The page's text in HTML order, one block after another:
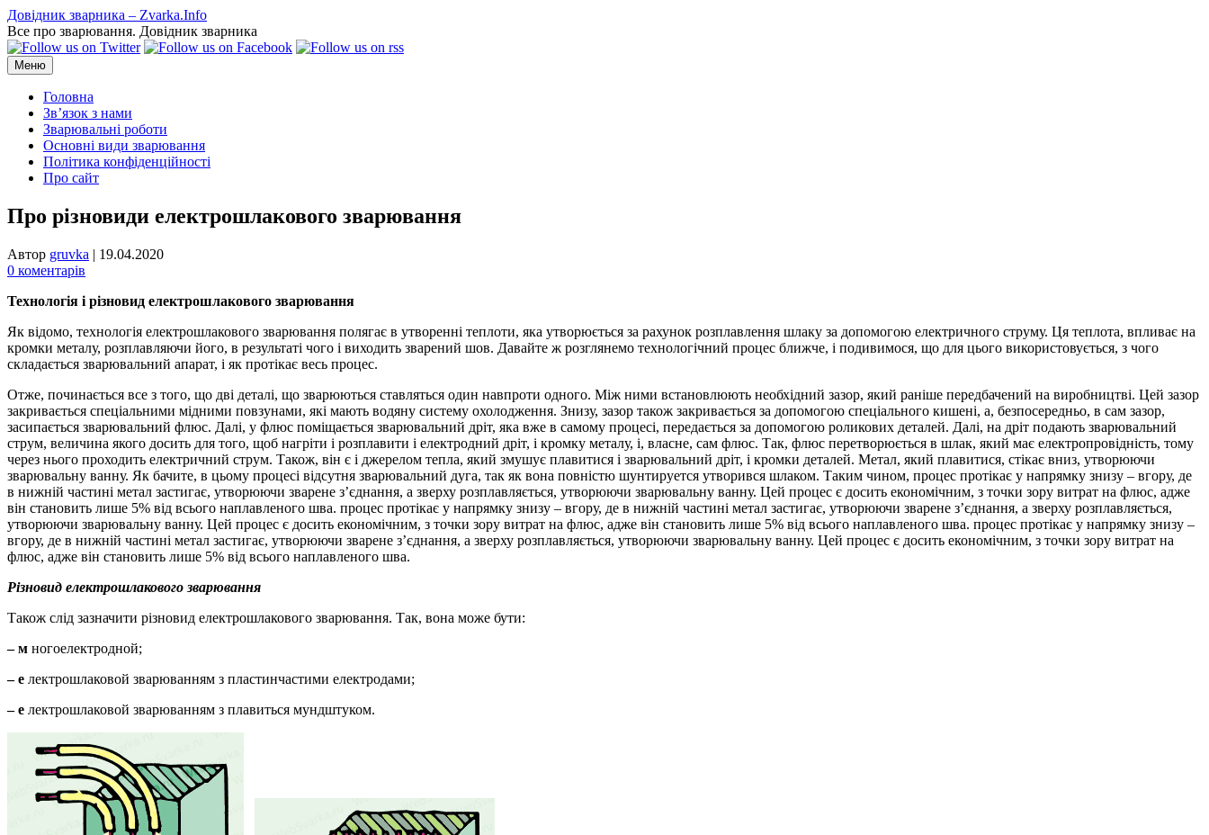
Перейти
до
вмісту
Довідник зварника – Zvarka.Info
Все про зварювання. Довідник зварника
Меню
Головна
Зв’язок з нами
Зварювальні роботи
Основні види зварювання
Політика конфіденційності
Про сайт
Про різновиди електрошлакового зварювання
Автор gruvka | 19.04.2020
0 коментарів
Технологія і різновид електрошлакового зварювання
Як відомо, технологія електрошлакового зварювання полягає в утворенні теплоти, яка утворюється за рахунок розплавлення шлаку за допомогою електричного струму. Ця теплота, впливає на
кромки металу, розплавляючи його, в результаті чого і виходить зварений шов. Давайте ж розглянемо технологічний процес ближче, і подивимося, що для цього використовується, з чого
складається зварювальний апарат, і як протікає весь процес.
Отже, починається все з того, що дві деталі, що зварюються ставляться один навпроти одного. Між ними встановлюють необхідний зазор, який раніше передбачений на виробництві. Цей зазор
закривається спеціальними мідними повзунами, які мають водяну систему охолодження. Знизу, зазор також закривається за допомогою спеціального кишені, а, безпосередньо, в сам зазор,
засипається зварювальний флюс. Далі, у флюс поміщається зварювальний дріт, яка вже в самому процесі, передається за допомогою роликових деталей. Далі, на дріт подають зварювальний
струм, величина якого досить для того, щоб нагріти і розплавити і електродний дріт, і кромку металу, і, власне, сам флюс. Так, флюс перетворюється в шлак, який має електропровідність, тому
через нього проходить електричний струм. Також, він є і джерелом тепла, який змушує плавитися і зварювальний дріт, і кромки деталей. Метал, який плавитися, стікає вниз, утворюючи
зварювальну ванну. Як бачите, в цьому процесі відсутня зварювальний дуга, так як вона повністю шунтируется утворився шлаком. Таким чином, процес протікає у напрямку знизу – вгору, де
в нижній частині метал застигає, утворюючи зварене з’єднання, а зверху розплавляється, утворюючи зварювальну ванну. Цей процес є досить економічним, з точки зору витрат на флюс, адже
він становить лише 5% від всього наплавленого шва. процес протікає у напрямку знизу – вгору, де в нижній частині метал застигає, утворюючи зварене з’єднання, а зверху розплавляється,
утворюючи зварювальну ванну. Цей процес є досить економічним, з точки зору витрат на флюс, адже він становить лише 5% від всього наплавленого шва. процес протікає у напрямку знизу –
вгору, де в нижній частині метал застигає, утворюючи зварене з’єднання, а зверху розплавляється, утворюючи зварювальну ванну. Цей процес є досить економічним, з точки зору витрат на
флюс, адже він становить лише 5% від всього наплавленого шва.
Різновид електрошлакового зварювання
Також слід зазначити різновид електрошлакового зварювання. Так, вона може бути:
– м ногоелектродной;
– е лектрошлаковой зварюванням з пластинчастими електродами;
– е лектрошлаковой зварюванням з плавиться мундштуком.